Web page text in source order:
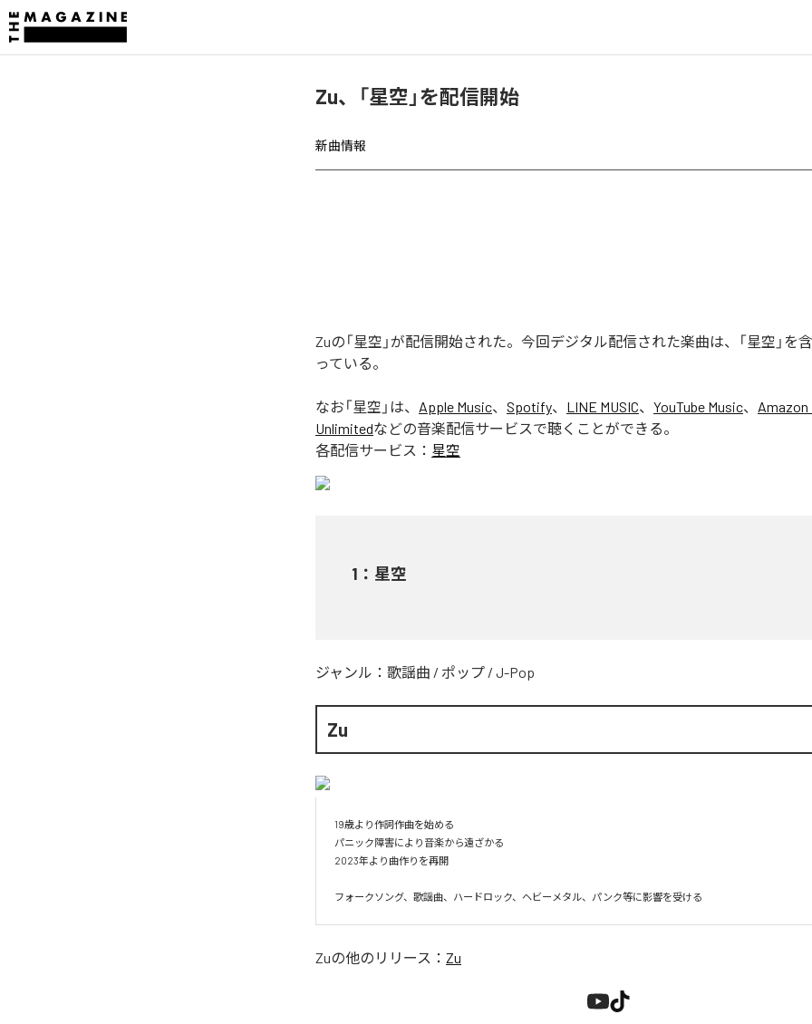
Zu、「星空」を配信開始
新曲情報
Zuの「星空」が配信開始された。今回デジタル配信された楽曲は、「星空」を
っている。
なお「星空 」は、 Apple Music、 Spotify、 LINE MUSIC、 YouTube Music、 Amazon
Unlimitedなどの音楽配信サービスで聴くことができる。
各配信サービス： 星空
1 ： 星空
ジャンル： 歌謡曲 / ポップ / J-Pop
Zu
19歳より作詞作曲を始める
パニック障害により音楽から遠ざかる
2023年より曲作りを再開
Zuの他のリリース： Zu